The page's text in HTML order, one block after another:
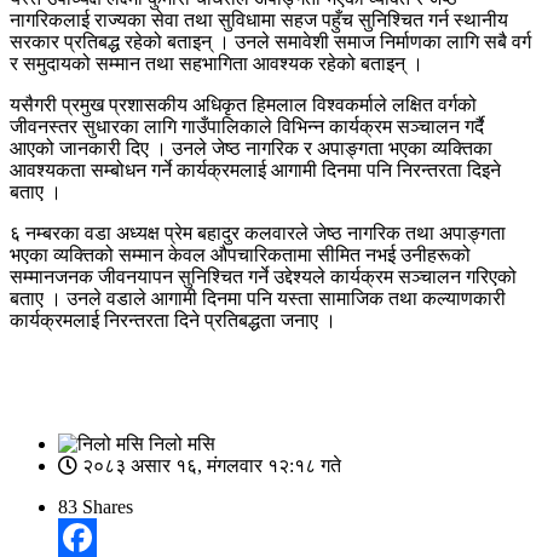
नागरिकलाई राज्यका सेवा तथा सुविधामा सहज पहुँच सुनिश्चित गर्न स्थानीय
सरकार प्रतिबद्ध रहेको बताइन् । उनले समावेशी समाज निर्माणका लागि सबै वर्ग
र समुदायको सम्मान तथा सहभागिता आवश्यक रहेको बताइन् ।
यसैगरी प्रमुख प्रशासकीय अधिकृत हिमलाल विश्वकर्माले लक्षित वर्गको
जीवनस्तर सुधारका लागि गाउँपालिकाले विभिन्न कार्यक्रम सञ्चालन गर्दै
आएको जानकारी दिए । उनले जेष्ठ नागरिक र अपाङ्गता भएका व्यक्तिका
आवश्यकता सम्बोधन गर्ने कार्यक्रमलाई आगामी दिनमा पनि निरन्तरता दिइने
बताए ।
६ नम्बरका वडा अध्यक्ष प्रेम बहादुर कलवारले जेष्ठ नागरिक तथा अपाङ्गता
भएका व्यक्तिको सम्मान केवल औपचारिकतामा सीमित नभई उनीहरूको
सम्मानजनक जीवनयापन सुनिश्चित गर्ने उद्देश्यले कार्यक्रम सञ्चालन गरिएको
बताए । उनले वडाले आगामी दिनमा पनि यस्ता सामाजिक तथा कल्याणकारी
कार्यक्रमलाई निरन्तरता दिने प्रतिबद्धता जनाए ।
निलो मसि
२०८३ असार १६, मंगलवार १२:१८ गते
83 Shares